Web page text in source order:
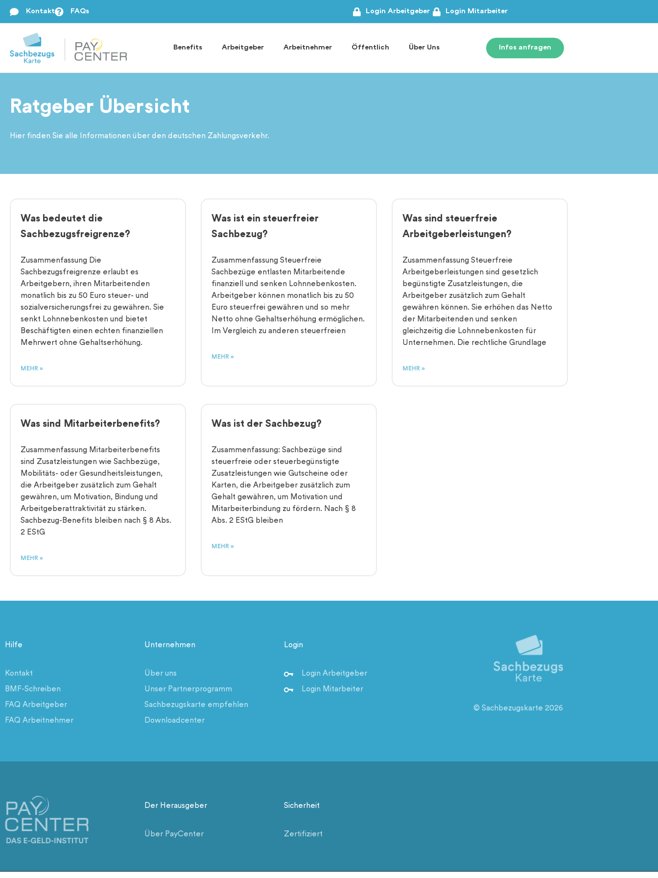
Kontakt FAQs Login Arbeitgeber Login Mitarbeiter
Benefits Arbeitgeber Arbeitnehmer Öffentlich Über Uns Infos anfragen
Ratgeber Übersicht
Hier finden Sie alle Informationen über den deutschen Zahlungsverkehr.
Was bedeutet die
Sachbezugsfreigrenze?
Zusammenfassung Die
Sachbezugsfreigrenze erlaubt es
Arbeitgebern, ihren Mitarbeitenden
monatlich bis zu 50 Euro steuer- und
sozialversicherungsfrei zu gewähren. Sie
senkt Lohnnebenkosten und bietet
Beschäftigten einen echten finanziellen
Mehrwert ohne Gehaltserhöhung.
MEHR »
Was ist ein steuerfreier
Sachbezug?
Zusammenfassung Steuerfreie
Sachbezüge entlasten Mitarbeitende
finanziell und senken Lohnnebenkosten.
Arbeitgeber können monatlich bis zu 50
Euro steuerfrei gewähren und so mehr
Netto ohne Gehaltserhöhung ermöglichen.
Im Vergleich zu anderen steuerfreien
MEHR »
Was sind steuerfreie
Arbeitgeberleistungen?
Zusammenfassung Steuerfreie
Arbeitgeberleistungen sind gesetzlich
begünstigte Zusatzleistungen, die
Arbeitgeber zusätzlich zum Gehalt
gewähren können. Sie erhöhen das Netto
der Mitarbeitenden und senken
gleichzeitig die Lohnnebenkosten für
Unternehmen. Die rechtliche Grundlage
MEHR »
Was sind Mitarbeiterbenefits?
Zusammenfassung Mitarbeiterbenefits
sind Zusatzleistungen wie Sachbezüge,
Mobilitäts- oder Gesundheitsleistungen,
die Arbeitgeber zusätzlich zum Gehalt
gewähren, um Motivation, Bindung und
Arbeitgeberattraktivität zu stärken.
Sachbezug-Benefits bleiben nach § 8 Abs.
2 EStG
MEHR »
Was ist der Sachbezug?
Zusammenfassung: Sachbezüge sind
steuerfreie oder steuerbegünstigte
Zusatzleistungen wie Gutscheine oder
Karten, die Arbeitgeber zusätzlich zum
Gehalt gewähren, um Motivation und
Mitarbeiterbindung zu fördern. Nach § 8
Abs. 2 EStG bleiben
MEHR »
Hilfe
Kontakt
BMF-Schreiben
FAQ Arbeitgeber
FAQ Arbeitnehmer
Unternehmen
Über uns
Unser Partnerprogramm
Sachbezugskarte empfehlen
Downloadcenter
Login
Login Arbeitgeber
Login Mitarbeiter
© Sachbezugskarte 2026
Der Herausgeber
Über PayCenter
Sicherheit
Zertifiziert